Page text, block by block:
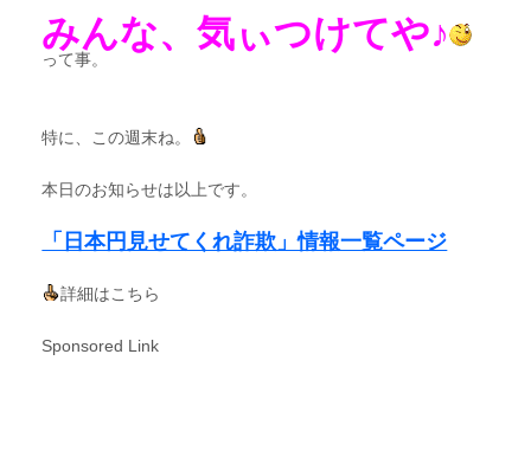
みんな、気ぃつけてや♪
って事。
特に、この週末ね。
本日のお知らせは以上です。
「日本円見せてくれ詐欺」情報一覧ページ
詳細はこちら
Sponsored Link